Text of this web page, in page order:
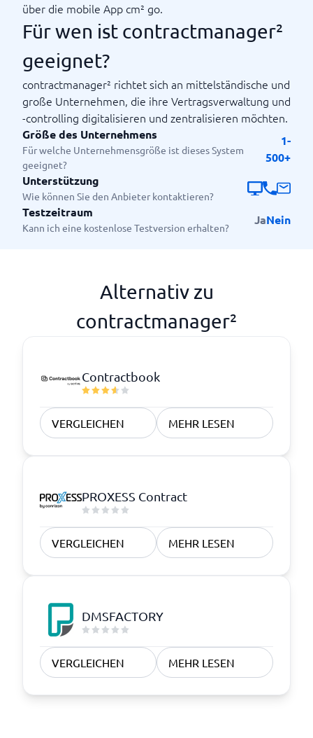
über die mobile App cm² go.
Für wen ist contractmanager²
geeignet?
contractmanager² richtet sich an mittelständische und
große Unternehmen, die ihre Vertragsverwaltung und
-controlling digitalisieren und zentralisieren möchten.
Größe des Unternehmens
Für welche Unternehmensgröße ist dieses System
geeignet?
1-
500+
Unterstützung
Wie können Sie den Anbieter kontaktieren?
Testzeitraum
Kann ich eine kostenlose Testversion erhalten?
JaNein
Alternativ zu
contractmanager²
Contractbook
VERGLEICHEN MEHR LESEN
PROXESS Contract
VERGLEICHEN MEHR LESEN
DMSFACTORY
VERGLEICHEN MEHR LESEN